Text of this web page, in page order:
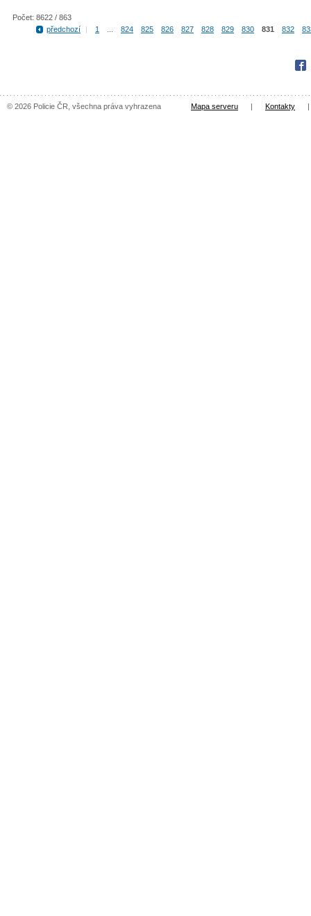
Počet: 8622 / 863
předchozí
| 1 824 825 826 827 828 829 830 831 832
© 2026 Policie ČR, všechna práva vyhrazena Mapa serveru | Kontakty |